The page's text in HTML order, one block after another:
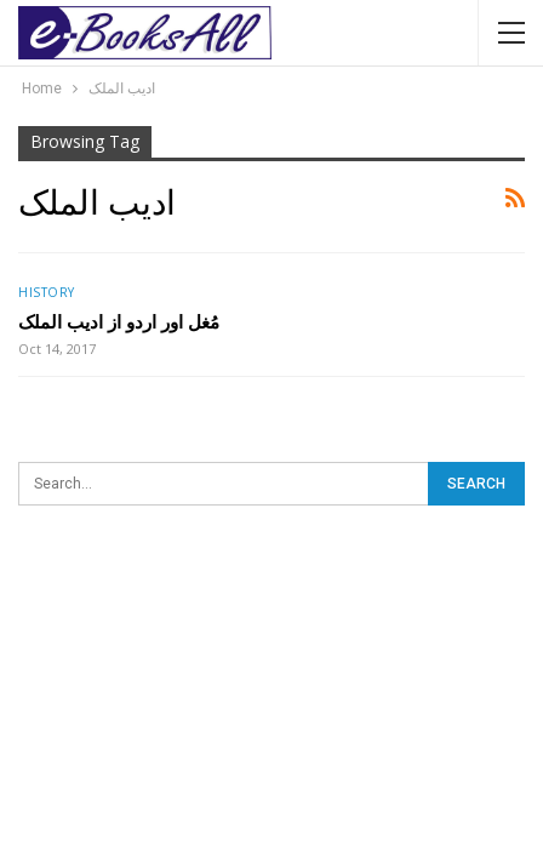
Home ادیب الملک
Browsing Tag
ادیب الملک
HISTORY
مُغل اور اردو از ادیب الملک
Oct 14, 2017